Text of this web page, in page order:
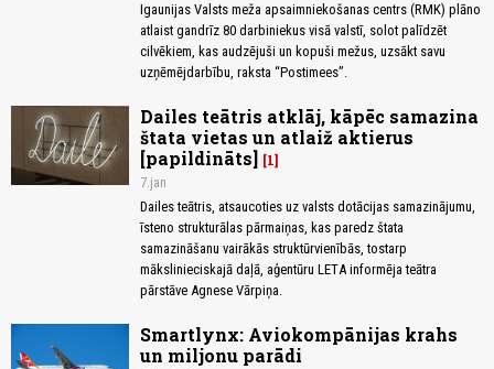
Igaunijas Valsts meža apsaimniekošanas centrs (RMK) plāno
atlaist gandrīz 80 darbiniekus visā valstī, solot palīdzēt
cilvēkiem, kas audzējuši un kopuši mežus, uzsākt savu
uzņēmējdarbību, raksta “Postimees”.
Dailes teātris atklāj, kāpēc samazina
štata vietas un atlaiž aktierus
[papildināts]
1
7.jan
Dailes teātris, atsaucoties uz valsts dotācijas samazinājumu,
īsteno strukturālas pārmaiņas, kas paredz štata
samazināšanu vairākās struktūrvienībās, tostarp
mākslinieciskajā daļā, aģentūru LETA informēja teātra
pārstāve Agnese Vārpiņa.
Smartlynx: Aviokompānijas krahs
un miljonu parādi